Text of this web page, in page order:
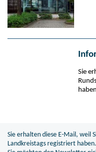
Sie
Sie erhalten diese E-Mail, weil
Landkreistags registriert haben.